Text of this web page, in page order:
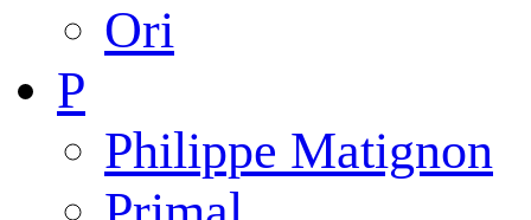
Ori
P
Philippe Matignon